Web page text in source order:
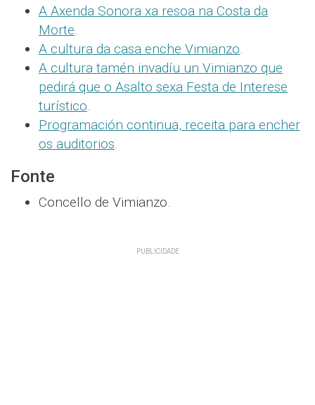
A Axenda Sonora xa resoa na Costa da
Morte.
A cultura da casa enche Vimianzo.
A cultura tamén invadíu un Vimianzo que
pedirá que o Asalto sexa Festa de Interese
turístico.
Programación continua, receita para encher
os auditorios.
Fonte
Concello de Vimianzo.